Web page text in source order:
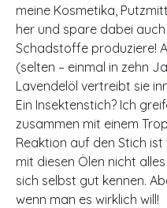
meine Kosmetika,
her und spare dabei auch
Schadstoffe produziere!
(selten – einmal in zehn
Lavendelöl vertreibt sie
Ein Insektenstich? Ich
zusammen mit einem
Reaktion auf den Stich
mit diesen Ölen nicht
sich selbst gut kennen.
wenn man es wirklich will!